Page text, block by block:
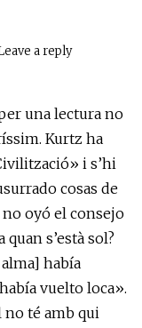
a reply
una lectura no
Kurtz ha
i s’hi
cosas de
oyó el consejo
s’està sol?
había
vuelto loca».
no té amb qui